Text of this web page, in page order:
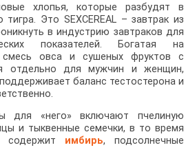
хлопья, которые разбудят в
Это SEXCEREAL – завтрак из
в индустрию завтраков для
показателей. Богатая на
смесь овса и сушеных фруктов с
отдельно для мужчин и женщин,
баланс тестостерона и
для «него» включают пчелиную
и тыквенные семечки, в то время
содержит имбирь, подсолнечные